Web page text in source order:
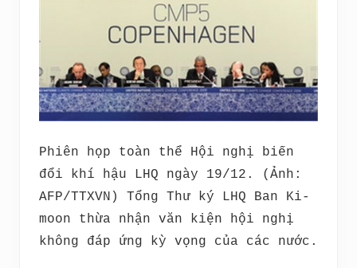
Phiên họp toàn thể Hội nghị biến
đổi khí hậu LHQ ngày 19/12. (Ảnh:
AFP/TTXVN) Tổng Thư ký LHQ Ban Ki-
moon thừa nhận văn kiện hội nghị
không đáp ứng kỳ vọng của các nước.